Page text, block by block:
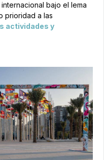
bajo el lema
prioridad a las
actividades y